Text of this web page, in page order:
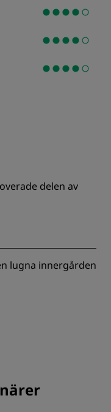
delen av
lugna innergården